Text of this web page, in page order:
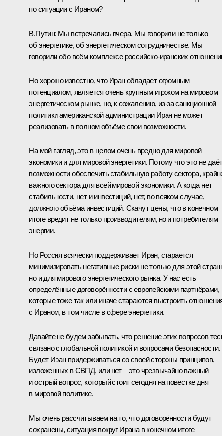
по ситуации с Ираном?
В.Путин: Мы встречались вчера. Мы говорили не только
об энергетике, об энергетическом сотрудничестве. Мы
говорили обо всём комплексе российско-иранских
Но хорошо известно, что Иран обладает огромным
потенциалом, является очень крупным игроком на мировом
энергетическом рынке, но, к сожалению, из‑за санкционной
политики американской администрации Иран не может
реализовать в полном объёме свои возможности.
На мой взгляд, это в целом очень вредно для мировой
экономики и для мировой энергетики. Потому что это не даёт
возможности обеспечить стабильную работу сектора,
важного сектора для всей мировой экономики. А когда нет
стабильности, нет и инвестиций, нет, во всяком случае,
должного объёма инвестиций. Скачут цены, что в конечном
итоге вредит не только производителям, но и потребителям
энергии.
Но Россия всячески поддерживает Иран, старается
минимизировать негативные риски не только для этой
но и для мирового энергетического рынка. У нас есть
определённые договорённости с европейскими партнёрами,
которые тоже так или иначе стараются выстроить
с Ираном, в том числе в сфере энергетики.
Давайте не будем забывать, что решение этих вопросов
связано с глобальной политикой и вопросами безопасности.
Будет Иран придерживаться со своей стороны принципов,
изложенных в СВПД, или нет – это чрезвычайно важный
и острый вопрос, который стоит сегодня на повестке дня
в мировой политике.
Мы очень рассчитываем на то, что договорённости будут
сохранены, ситуация вокруг Ирана в конечном итоге